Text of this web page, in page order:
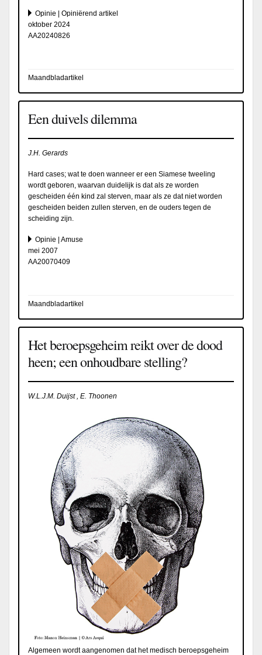
Opinie | Opiniërend artikel
oktober 2024
AA20240826
Maandbladartikel
Een duivels dilemma
J.H. Gerards
Hard cases; wat te doen wanneer er een Siamese tweeling
wordt geboren, waarvan duidelijk is dat als ze worden
gescheiden één kind zal sterven, maar als ze dat niet worden
gescheiden beiden zullen sterven, en de ouders tegen de
scheiding zijn.
Opinie | Amuse
mei 2007
AA20070409
Maandbladartikel
Het beroepsgeheim reikt over de dood
heen; een onhoudbare stelling?
W.L.J.M. Duijst , E. Thoonen
Algemeen wordt aangenomen dat het medisch beroepsgeheim